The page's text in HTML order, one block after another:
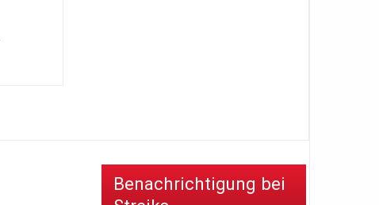
Benachrichtigung bei